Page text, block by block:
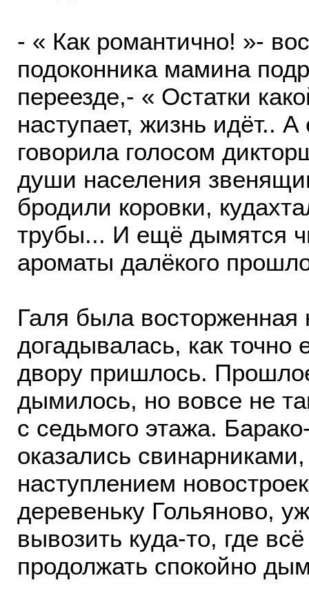
- « Как романтично! »-
подоконника мамина
переезде,- « Oстатки
наступает, жизнь идёт..
говорила голосом
души населения
бродили коровки,
трубы... И ещё дымятся
ароматы далёкого
Галя была восторженная
догадывалась, как точно
двору пришлось.
дымилось, но вовсе не
с седьмого этажа.
оказались
наступлением
деревеньку Гольяново,
вывозить куда-то, где
продолжать спокойно